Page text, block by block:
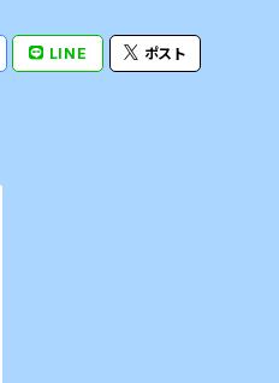
LINE ポスト